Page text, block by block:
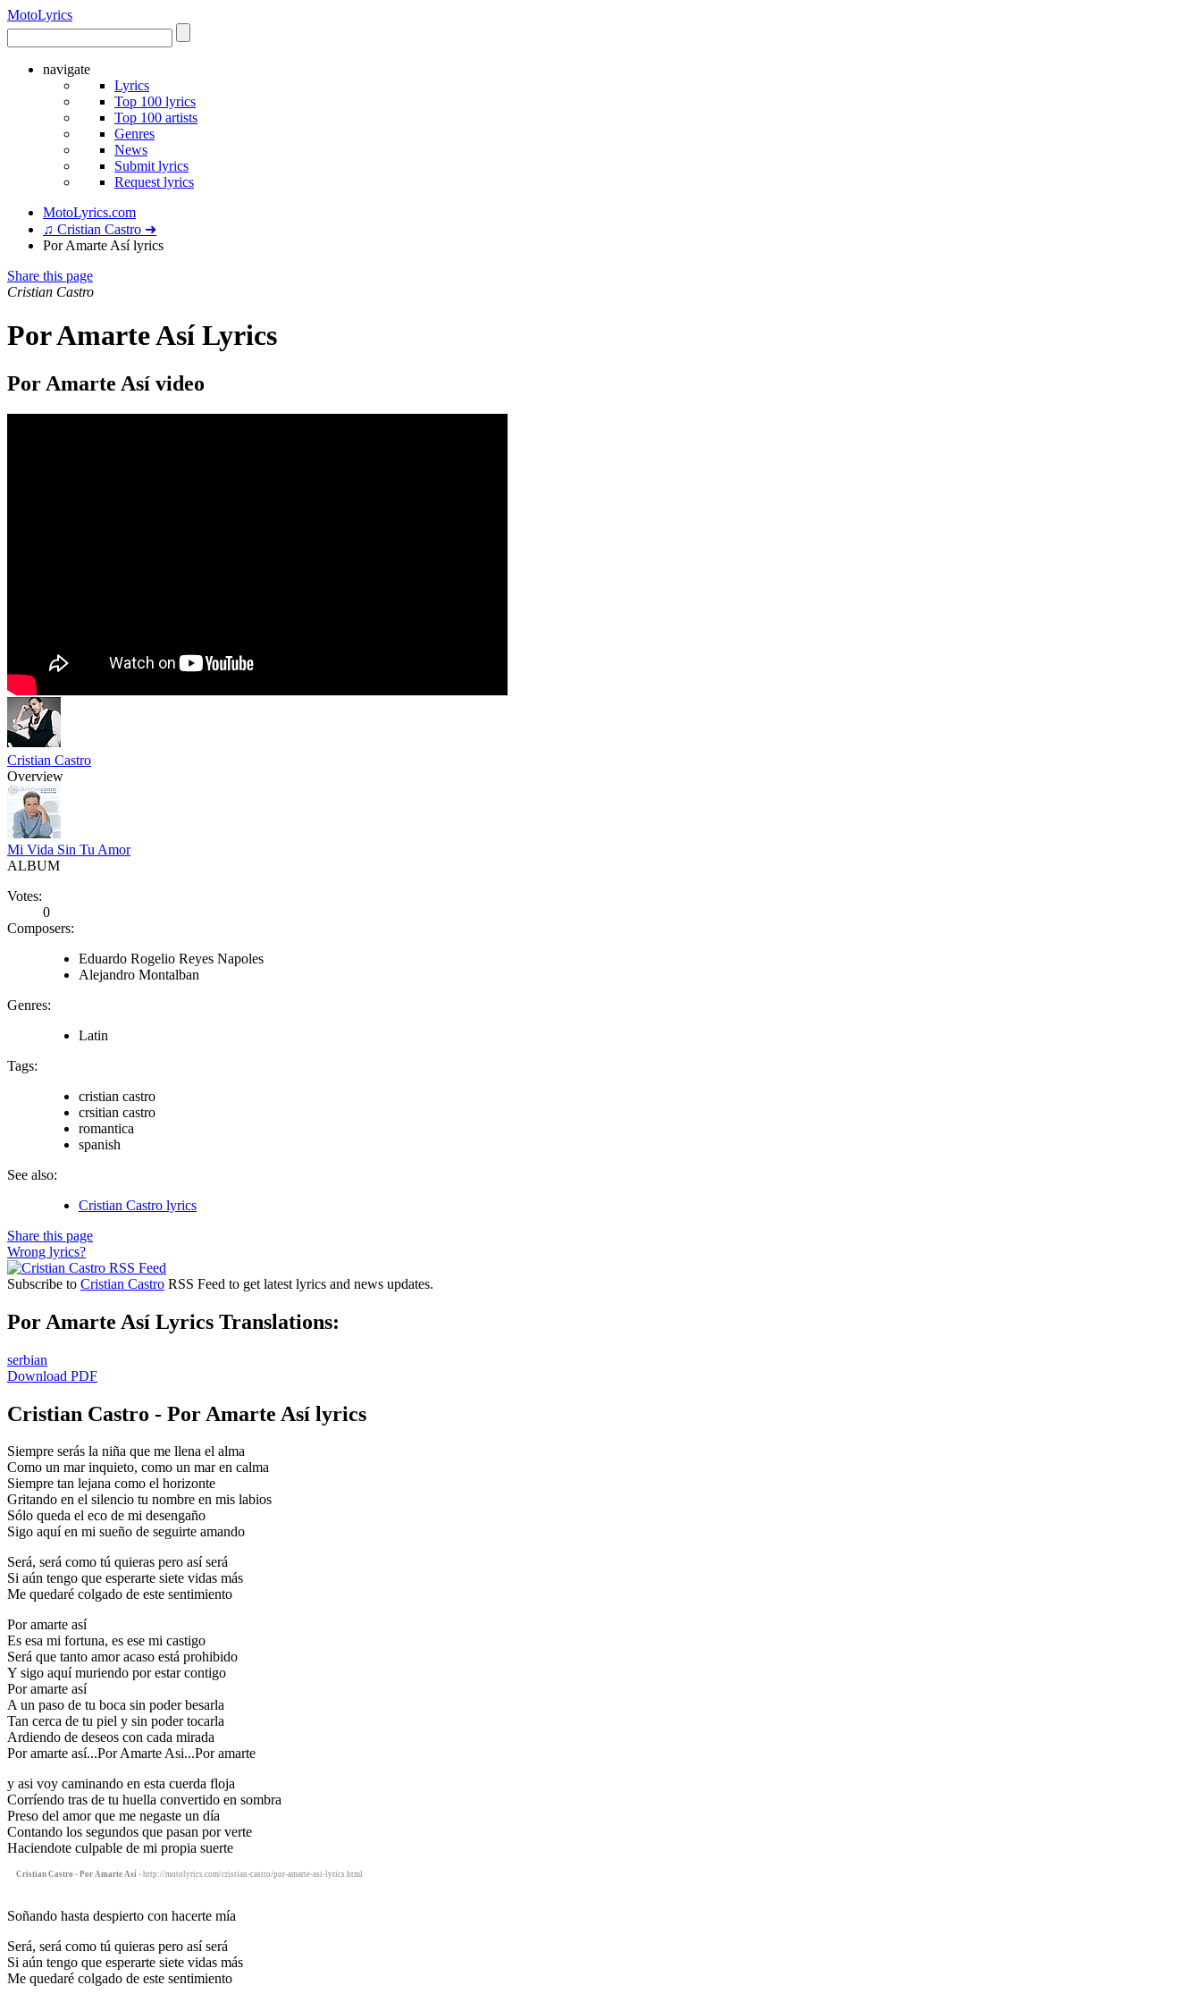
MotoLyrics
navigate
Lyrics
Top 100 lyrics
Top 100 artists
Genres
News
Submit lyrics
Request lyrics
MotoLyrics.com
♫ Cristian Castro ➜
Por Amarte Así lyrics
Share this page
Cristian Castro
Por Amarte Así Lyrics
Por Amarte Así video
Cristian Castro
Overview
Mi Vida Sin Tu Amor
ALBUM
Votes:
0
Composers:
Eduardo Rogelio Reyes Napoles
Alejandro Montalban
Genres:
Latin
Tags:
cristian castro
crsitian castro
romantica
spanish
See also:
Cristian Castro lyrics
Share this page
Wrong lyrics?
Subscribe to Cristian Castro RSS Feed to get latest lyrics and news updates.
Por Amarte Así Lyrics Translations:
serbian
Download PDF
Cristian Castro - Por Amarte Así lyrics
Siempre serás la niña que me llena el alma
Como un mar inquieto, como un mar en calma
Siempre tan lejana como el horizonte
Gritando en el silencio tu nombre en mis labios
Sólo queda el eco de mi desengaño
Sigo aquí en mi sueño de seguirte amando
Será, será como tú quieras pero así será
Si aún tengo que esperarte siete vidas más
Me quedaré colgado de este sentimiento
Por amarte así
Es esa mi fortuna, es ese mi castigo
Será que tanto amor acaso está prohibido
Y sigo aquí muriendo por estar contigo
Por amarte así
A un paso de tu boca sin poder besarla
Tan cerca de tu piel y sin poder tocarla
Ardiendo de deseos con cada mirada
Por amarte así...Por Amarte Asi...Por amarte
y asi voy caminando en esta cuerda floja
Corríendo tras de tu huella convertido en sombra
Preso del amor que me negaste un día
Contando los segundos que pasan por verte
Haciendote culpable de mi propia suerte
Cristian Castro - Por Amarte Así - http://motolyrics.com/cristian-castro/por-amarte-asi-lyrics.html
Soñando hasta despierto con hacerte mía
Será, será como tú quieras pero así será
Si aún tengo que esperarte siete vidas más
Me quedaré colgado de este sentimiento